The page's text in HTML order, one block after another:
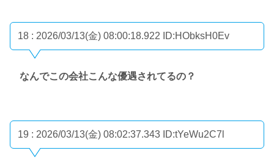
18 : 2026/03/13(金) 08:00:18.922 ID:HObksH0Ev
なんでこの会社こんな優遇されてるの？
19 : 2026/03/13(金) 08:02:37.343 ID:tYeWu2C7l